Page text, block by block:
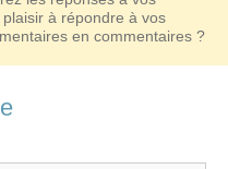
à répondre à vos
en commentaires ?